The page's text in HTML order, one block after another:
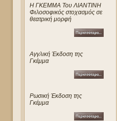
Η ΓΚΕΜΜΑ Του ΛΙΑΝΤΙΝΗ
Φιλοσοφικός στοχασμός σε
θεατρική μορφή
Αγγλική Έκδοση της
Γκέμμα
Ρωσική Έκδοση της
Γκέμμα